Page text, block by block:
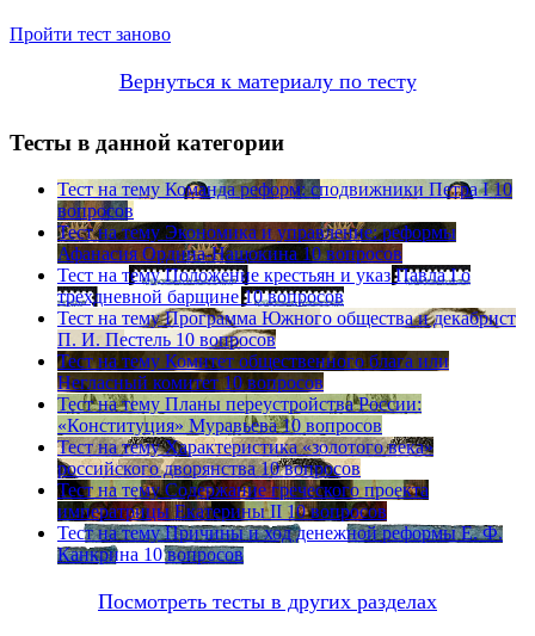
Пройти тест заново
Вернуться к материалу по тесту
Тесты в данной категории
Тест на тему Команда реформ: сподвижники Петра I 10
вопросов
Тест на тему Экономика и управление: реформы
Афанасия Ордина-Нащокина 10 вопросов
Тест на тему Положение крестьян и указ Павла I о
трехдневной барщине 10 вопросов
Тест на тему Программа Южного общества и декабрист
П. И. Пестель 10 вопросов
Тест на тему Комитет общественного блага или
Негласный комитет 10 вопросов
Тест на тему Планы переустройства России:
«Конституция» Муравьева 10 вопросов
Тест на тему Характеристика «золотого века»
российского дворянства 10 вопросов
Тест на тему Содержание греческого проекта
императрицы Екатерины II 10 вопросов
Тест на тему Причины и ход денежной реформы Е. Ф.
Канкрина 10 вопросов
Посмотреть тесты в других разделах